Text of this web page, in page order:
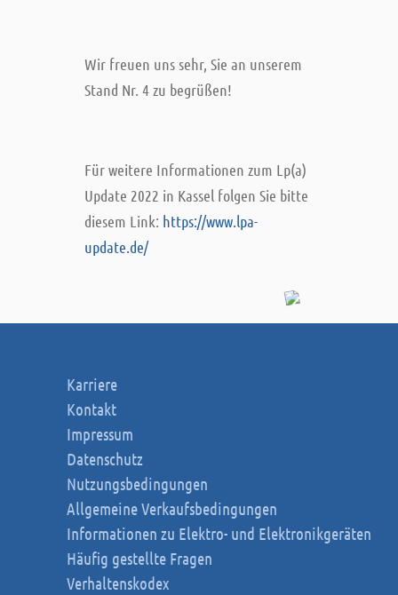
Wir freuen uns sehr, Sie an unserem
Stand Nr. 4 zu begrüßen!
Für weitere Informationen zum Lp(a)
Update 2022 in Kassel folgen Sie bitte
diesem Link: https://www.lpa-
update.de/
Karriere
Kontakt
Impressum
Datenschutz
Nutzungsbedingungen
Allgemeine Verkaufsbedingungen
Informationen zu Elektro- und Elektronikgeräten
Häufig gestellte Fragen
Verhaltenskodex